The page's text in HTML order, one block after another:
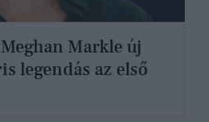
Markle új
legendás az első